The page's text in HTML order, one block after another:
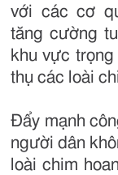
với các cơ
tăng cường
khu vực
thụ các loài
Đẩy mạnh
người dân
loài chim